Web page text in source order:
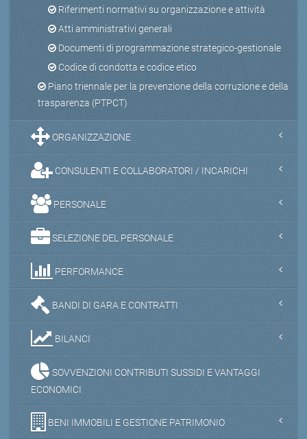
Riferimenti normativi su organizzazione e attività
Atti amministrativi generali
Documenti di programmazione strategico-gestionale
Codice di condotta e codice etico
Piano triennale per la prevenzione della corruzione e della
trasparenza (PTPCT)
ORGANIZZAZIONE
CONSULENTI E COLLABORATORI / INCARICHI
PERSONALE
SELEZIONE DEL PERSONALE
PERFORMANCE
BANDI DI GARA E CONTRATTI
BILANCI
SOVVENZIONI CONTRIBUTI SUSSIDI E VANTAGGI
ECONOMICI
BENI IMMOBILI E GESTIONE PATRIMONIO